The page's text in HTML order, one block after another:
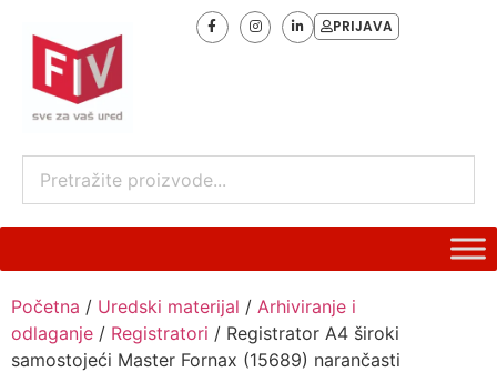
PRIJAVA
Početna / Uredski materijal / Arhiviranje i
odlaganje / Registratori / Registrator A4 široki
samostojeći Master Fornax (15689) narančasti